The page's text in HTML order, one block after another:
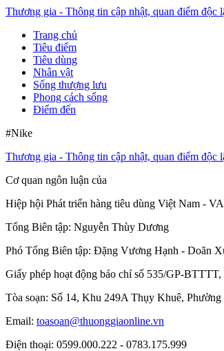
Thương gia - Thông tin cập nhật, quan điểm độc
Trang chủ
Tiêu điểm
Tiêu dùng
Nhân vật
Sống thượng lưu
Phong cách sống
Điểm đến
#Nike
Thương gia - Thông tin cập nhật, quan điểm độc
Cơ quan ngôn luận của
Hiệp hội Phát triển hàng tiêu dùng Việt Nam -
Tổng Biên tập: Nguyễn Thùy Dương
Phó Tổng Biên tập: Đặng Vương Hạnh - Doãn
Giấy phép hoạt động báo chí số 535/GP-
Tòa soạn: Số 14, Khu 249A Thụy Khuê,
Email: toasoan@thuonggiaonline.vn
Điện thoại: 0599.000.222 - 0783.175.999